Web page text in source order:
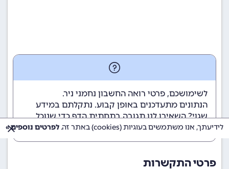
לשימושכם, פרטי רואה החשבון נחמני ניר.
הנתונים מתעדכנים באופן קבוע. נתקלתם במידע
שגוי? השאירו לנו תגובה בתחתית הדף כדי שנוכל
לטפל בבעיה בהקדם.
פרטי התקשרות
לידיעתך, אנו משתמשים בעוגיות (cookies) באתר זה. לפרטים נוספים »